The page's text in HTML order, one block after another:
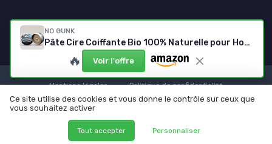
NO GUNK
Pâte Cire Coiffante Bio 100% Naturelle pour Homme - 50g
🔥 Voir l'offre
Mes cosmetiques bio
Mentions légales
Politique de confidentialité
© Mes cosmetiques bio 2026
Ce site utilise des cookies et vous donne le contrôle sur ceux que
vous souhaitez activer
Tout accepter Personnaliser